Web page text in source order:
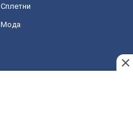
Сплетни
Мода